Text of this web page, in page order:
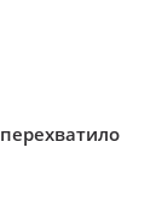
перехватило